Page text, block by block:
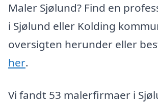
Maler Sjølund? Find en
i Sjølund eller Kolding
oversigten herunder eller
her.
Vi fandt 53 malerfirmaer i